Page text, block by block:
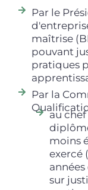
Par le
maîtrise
pouvant
pratiques
Par la
au
moins
exercé
sur